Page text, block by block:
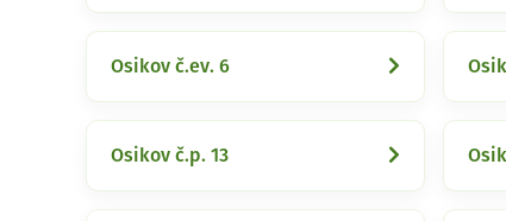
Osikov č.ev. 6
Osikov č.p. 13